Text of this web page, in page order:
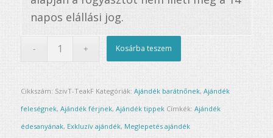
napos elállási jog.
Kosárba teszem
Cikkszám: SzivT-TeakF Kategóriák: Ajándék barátnőnek, Ajándék
feleségnek, Ajándék férjnek, Ajándék tippek Címkék: Ajándék
édesanyának, Exkluzív ajándék, Meglepetés ajándék